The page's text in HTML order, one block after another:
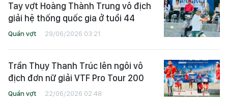
Tay vợt Hoàng Thành Trung vô địch
giải hệ thống quốc gia ở tuổi 44
Quần vợt 29/06/2026 03:21
Trần Thụy Thanh Trúc lên ngôi vô
địch đơn nữ giải VTF Pro Tour 200
Quần vợt 22/06/2026 02:48